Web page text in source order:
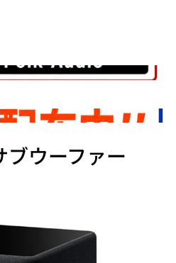
ブウーファー